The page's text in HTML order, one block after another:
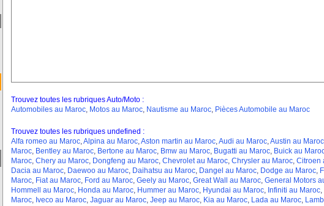
Trouvez toutes les rubriques Auto/Moto :
Automobiles au Maroc, Motos au Maroc, Nautisme au Maroc, Pièces Automobile au Maroc
Trouvez toutes les rubriques undefined :
Alfa romeo au Maroc,Alpina au Maroc,Aston martin au Maroc,Audi au Maroc,Austin au Maroc
Maroc, Bentley au Maroc, Bertone au Maroc, Bmw au Maroc, Bugatti au Maroc, Buick au
Maroc, Chery au Maroc, Dongfeng au Maroc, Chevrolet au Maroc, Chrysler au Maroc, Citroen
Dacia au Maroc, Daewoo au Maroc, Daihatsu au Maroc, Dangel au Maroc, Dodge au Maroc,
Maroc, Fiat au Maroc, Ford au Maroc, Geely au Maroc, Great Wall au Maroc, General Motors
Hommell au Maroc, Honda au Maroc, Hummer au Maroc, Hyundai au Maroc, Infiniti au Maroc,
Maroc, Iveco au Maroc, Jaguar au Maroc, Jeep au Maroc, Kia au Maroc, Lada au Maroc,